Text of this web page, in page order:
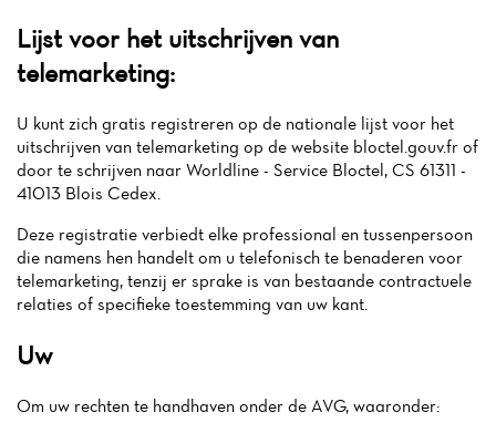
Lijst voor het uitschrijven van
telemarketing:
U kunt zich gratis registreren op de nationale lijst voor het
uitschrijven van telemarketing op de website bloctel.gouv.fr of
door te schrijven naar Worldline - Service Bloctel, CS 61311 -
41013 Blois Cedex.
Deze registratie verbiedt elke professional en tussenpersoon
die namens hen handelt om u telefonisch te benaderen voor
telemarketing, tenzij er sprake is van bestaande contractuele
relaties of specifieke toestemming van uw kant.
Uw
Om uw rechten te handhaven onder de AVG, waaronder: